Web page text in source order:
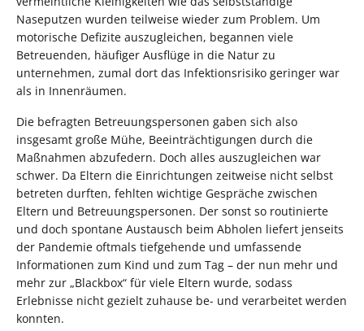
Naseputzen wurden teilweise wieder zum Problem. Um
motorische Defizite auszugleichen, begannen viele
Betreuenden, häufiger Ausflüge in die Natur zu
unternehmen, zumal dort das Infektionsrisiko geringer war
als in Innenräumen.
Die befragten Betreuungspersonen gaben sich also
insgesamt große Mühe, Beeinträchtigungen durch die
Maßnahmen abzufedern. Doch alles auszugleichen war
schwer. Da Eltern die Einrichtungen zeitweise nicht selbst
betreten durften, fehlten wichtige Gespräche zwischen
Eltern und Betreuungspersonen. Der sonst so routinierte
und doch spontane Austausch beim Abholen liefert jenseits
der Pandemie oftmals tiefgehende und umfassende
Informationen zum Kind und zum Tag – der nun mehr und
mehr zur „Blackbox“ für viele Eltern wurde, sodass
Erlebnisse nicht gezielt zuhause be- und verarbeitet werden
konnten.